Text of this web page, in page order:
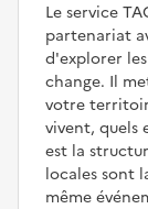
Le service
partenariat
d'explorer
change. Il
votre
vivent, quels
est la
locales sont
même